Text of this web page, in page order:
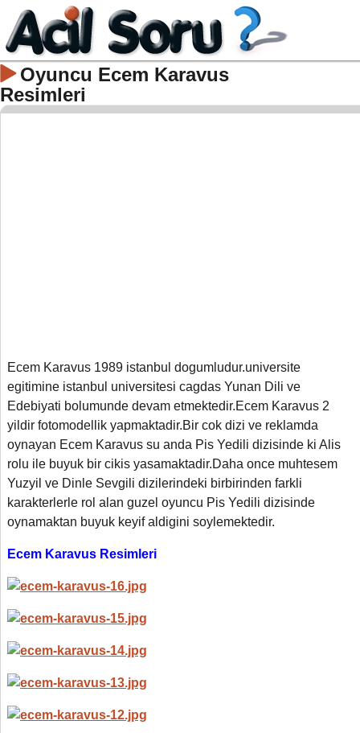
Oyuncu Ecem Karavus
Resimleri
Ecem Karavus 1989 istanbul dogumludur.universite
egitimine istanbul universitesi cagdas Yunan Dili ve
Edebiyati bolumunde devam etmektedir.Ecem Karavus 2
yildir fotomodellik yapmaktadir.Bir cok dizi ve reklamda
oynayan Ecem Karavus su anda Pis Yedili dizisinde ki Alis
rolu ile buyuk bir cikis yasamaktadir.Daha once muhtesem
Yuzyil ve Dinle Sevgili dizilerindeki birbirinden farkli
karakterlerle rol alan guzel oyuncu Pis Yedili dizisinde
oynamaktan buyuk keyif aldigini soylemektedir.
Ecem Karavus Resimleri